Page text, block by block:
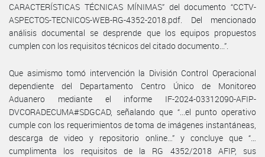
CARACTERÍSTICAS TÉCNICAS MÍNIMAS” del documento “CCTV-
ASPECTOS-TECNICOS-WEB-RG-4352-2018.pdf. Del mencionado
análisis documental se desprende que los equipos propuestos
cumplen con los requisitos técnicos del citado documento...”.
Que asimismo tomó intervención la División Control Operacional
dependiente del Departamento Centro Único de Monitoreo
Aduanero mediante el informe IF-2024-03312090-AFIP-
DVCORADECUMA#SDGCAD, señalando que “...el punto operativo
cumple con los requerimientos de toma de imágenes instantáneas,
descarga de video y repositorio online…” y concluye que “…
cumplimenta los requisitos de la RG 4352/2018 AFIP, sus